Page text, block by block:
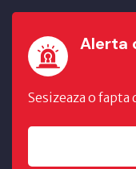
Alerta
Sesizeaza o